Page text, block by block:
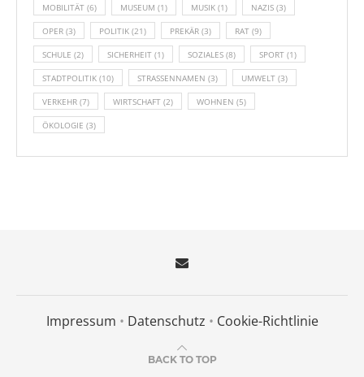
MOBILITÄT (6) MUSEUM (1) MUSIK (1) NAZIS (3)
OPER (3) POLITIK (21) PREKÄR (3) RAT (9)
SCHULE (2) SICHERHEIT (1) SOZIALES (8) SPORT (1)
STADTPOLITIK (10) STRASSENNAMEN (3) UMWELT (3)
VERKEHR (7) WIRTSCHAFT (2) WOHNEN (5)
ÖKOLOGIE (3)
Impressum • Datenschutz • Cookie-Richtlinie
BACK TO TOP